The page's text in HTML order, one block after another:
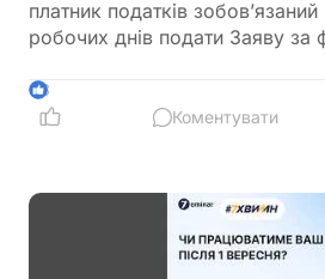
платник податків
робочих днів подати Заяву
інформацію про закриття
створення нових у різних
3
Коментувати